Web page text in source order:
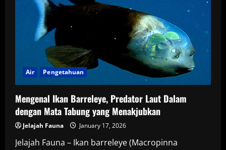
Air Pengetahuan
Mengenal Ikan Barreleye, Predator Laut Dalam
dengan Mata Tabung yang Menakjubkan
Jelajah Fauna January 17, 2026
Jelajah Fauna – Ikan barreleye (Macropinna